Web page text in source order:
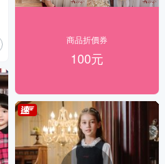
商品折價券
100元